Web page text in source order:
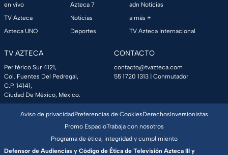
en vivo
TV Azteca
Azteca UNO
Azteca 7
Noticias
Deportes
adn Noticias
a más +
TV Azteca Internacional
TV AZTECA
Periférico Sur 4121,
Col. Fuentes Del Pedregal,
C.P. 14141,
Ciudad De México, México.
CONTACTO
contacto@tvazteca.com
55 1720 1313 | Conmutador
Aviso de privacidadPreferencias de CookiesDerechosInversionistas
Promo EspacioTrabaja con nosotros
Programa de ética, integridad y cumplimiento
Defensor de Audiencias y Código de Ética de Televisión Azteca III y